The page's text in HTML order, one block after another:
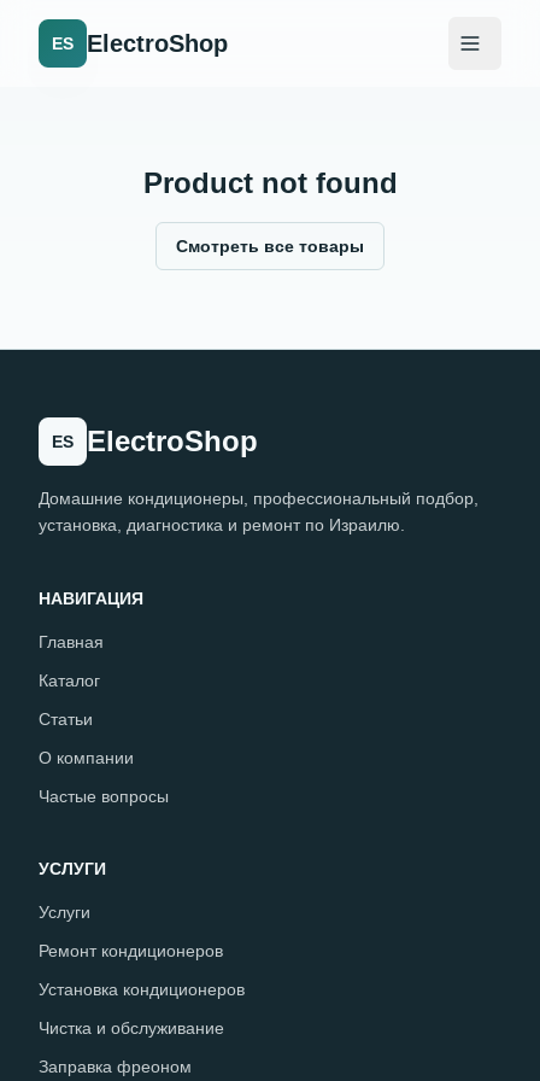
ES ElectroShop
Product not found
Смотреть все товары
ES ElectroShop
Домашние кондиционеры, профессиональный подбор,
установка, диагностика и ремонт по Израилю.
НАВИГАЦИЯ
Главная
Каталог
Статьи
О компании
Частые вопросы
УСЛУГИ
Услуги
Ремонт кондиционеров
Установка кондиционеров
Чистка и обслуживание
Заправка фреоном